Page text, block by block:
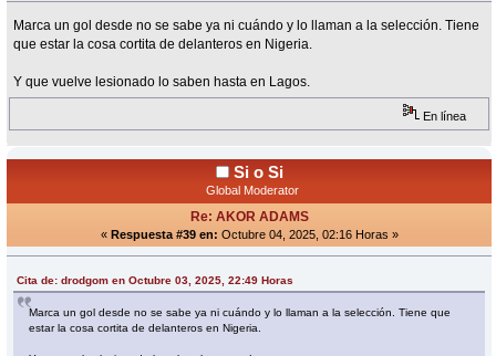
Marca un gol desde no se sabe ya ni cuándo y lo llaman a la selección. Tiene
que estar la cosa cortita de delanteros en Nigeria.
Y que vuelve lesionado lo saben hasta en Lagos.
En línea
Si o Si
Global Moderator
Re: AKOR ADAMS
« Respuesta #39 en: Octubre 04, 2025, 02:16 Horas »
Cita de: drodgom en Octubre 03, 2025, 22:49 Horas
Marca un gol desde no se sabe ya ni cuándo y lo llaman a la selección. Tiene que
estar la cosa cortita de delanteros en Nigeria.